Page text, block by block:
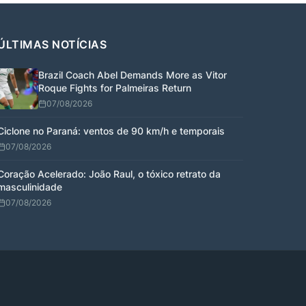
Loteria Federal 6088:
Sombr Teases Coachella Special Guest
Seguidores e curtidas: como
NOTÍCIAS
Brazil Coach Abel Demands More as Vitor
Roque Fights for Palmeiras Return
07/08/2026
no Paraná: ventos de 90 km/h e temporais
07/08/2026
Acelerado: João Raul, o tóxico retrato da
07/08/2026